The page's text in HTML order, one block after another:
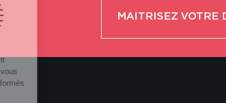
MAITRISEZ VOTRE
cookies soient
et de vous
par ailleurs informés
détection des